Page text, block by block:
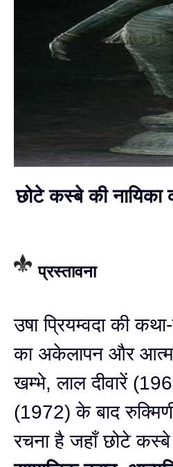
छोटे कस्बे की नायिका
प्रस्तावना
उषा प्रियम्वदा की
का अकेलापन और
खम्भे, लाल दीवारें
(1972) के बाद
रचना है जहाँ छोटे